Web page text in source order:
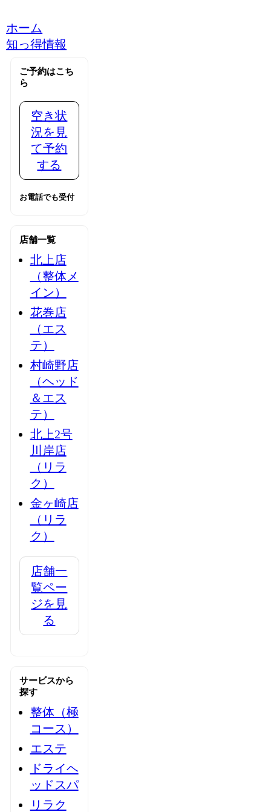
ホーム
知っ得情報
ご予約はこち
ら
空き状
況を見
て予約
する
お電話でも受付
店舗一覧
北上店
（整体メ
イン）
花巻店
（エス
テ）
村崎野店
（ヘッド
＆エス
テ）
北上2号
川岸店
（リラ
ク）
金ヶ崎店
（リラ
ク）
店舗一
覧ペー
ジを見
る
サービスから
探す
整体（極
コース）
エステ
ドライヘ
ッドスパ
リラク